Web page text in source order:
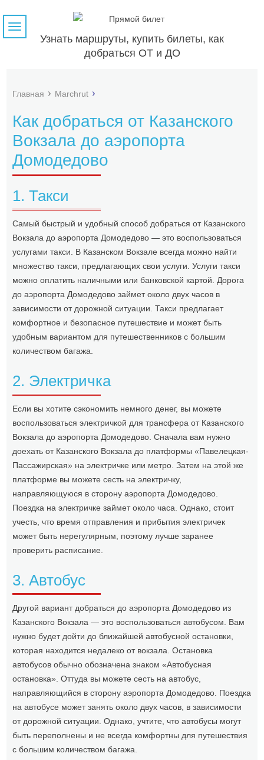
Узнать маршруты, купить билеты, как
добраться ОТ и ДО
Навигация
Главная Marchrut
Как добраться от Казанского
Вокзала до аэропорта
Домодедово
1. Такси
Самый быстрый и удобный способ добраться от Казанского
Вокзала до аэропорта Домодедово — это воспользоваться
услугами такси. В Казанском Вокзале всегда можно найти
множество такси, предлагающих свои услуги. Услуги такси
можно оплатить наличными или банковской картой. Дорога
до аэропорта Домодедово займет около двух часов в
зависимости от дорожной ситуации. Такси предлагает
комфортное и безопасное путешествие и может быть
удобным вариантом для путешественников с большим
количеством багажа.
2. Электричка
Если вы хотите сэкономить немного денег, вы можете
воспользоваться электричкой для трансфера от Казанского
Вокзала до аэропорта Домодедово. Сначала вам нужно
доехать от Казанского Вокзала до платформы «Павелецкая-
Пассажирская» на электричке или метро. Затем на этой же
платформе вы можете сесть на электричку,
направляющуюся в сторону аэропорта Домодедово.
Поездка на электричке займет около часа. Однако, стоит
учесть, что время отправления и прибытия электричек
может быть нерегулярным, поэтому лучше заранее
проверить расписание.
3. Автобус
Другой вариант добраться до аэропорта Домодедово из
Казанского Вокзала — это воспользоваться автобусом. Вам
нужно будет дойти до ближайшей автобусной остановки,
которая находится недалеко от вокзала. Остановка
автобусов обычно обозначена знаком «Автобусная
остановка». Оттуда вы можете сесть на автобус,
направляющийся в сторону аэропорта Домодедово. Поездка
на автобусе может занять около двух часов, в зависимости
от дорожной ситуации. Однако, учтите, что автобусы могут
быть переполнены и не всегда комфортны для путешествия
с большим количеством багажа.